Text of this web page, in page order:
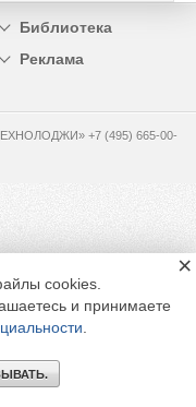
Библиотека
Реклама
+7 (495) 665-00-
cookies.
и принимаете
×